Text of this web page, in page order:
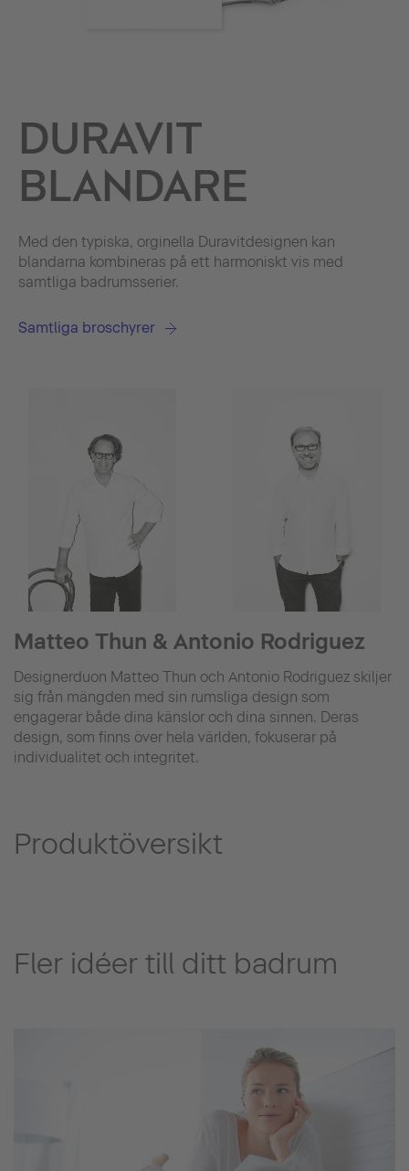
DURAVIT
BLANDARE
Med den typiska, orginella Duravitdesignen kan
blandarna kombineras på ett harmoniskt vis med
samtliga badrumsserier.
Samtliga broschyrer
Matteo Thun & Antonio Rodriguez
Designerduon Matteo Thun och Antonio Rodriguez skiljer
sig från mängden med sin rumsliga design som
engagerar både dina känslor och dina sinnen. Deras
design, som finns över hela världen, fokuserar på
individualitet och integritet.
Produktöversikt
Fler idéer till ditt badrum